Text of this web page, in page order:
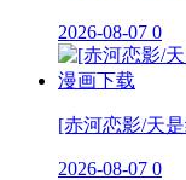
2026-08-07 0
[赤河恋影/天
2026-08-07 0